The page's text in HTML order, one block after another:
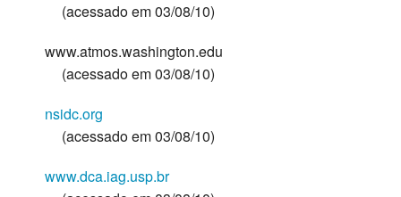
(acessado em 03/08/10)
www.atmos.washington.edu
(acessado em 03/08/10)
nsidc.org
(acessado em 03/08/10)
www.dca.iag.usp.br